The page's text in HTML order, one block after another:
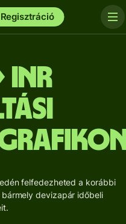
Regisztráció
INR
felfedezheted a korábbi
devizapár időbeli